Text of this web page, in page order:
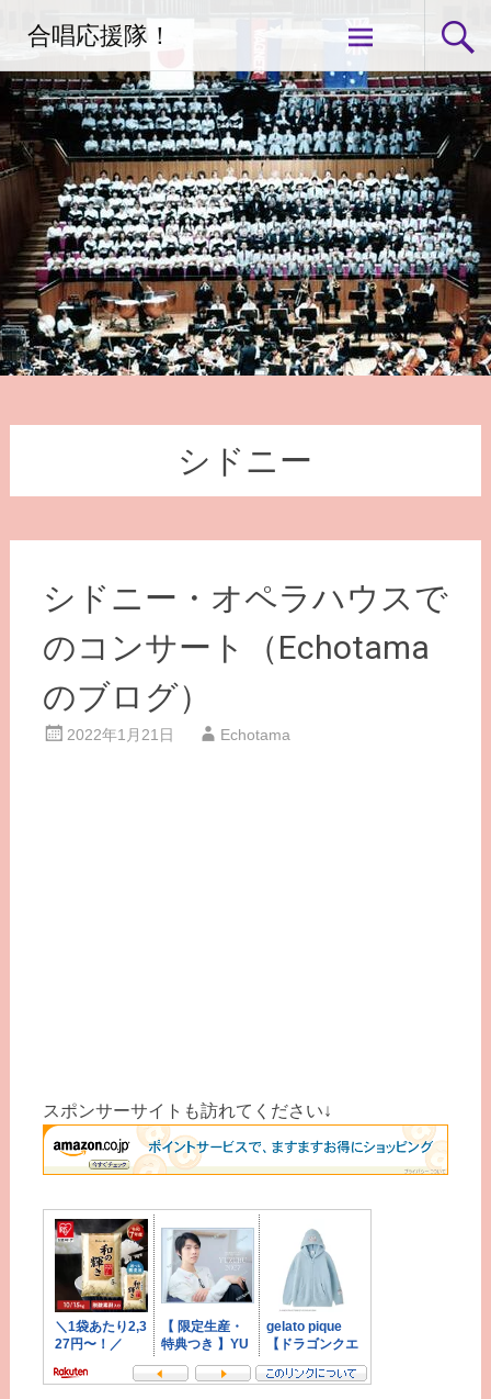
ン
ツ
へ
ス
合唱応援隊！
シドニー
シドニー・オペラハウスで
のコンサート（Echotama
のブログ）
2022年1月21日 Echotama
スポンサーサイトも訪れてください↓